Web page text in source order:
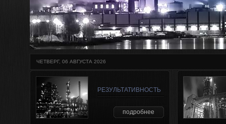
ЧЕТВЕРГ, 06 АВГУСТА 2026
РЕЗУЛЬТАТИВНОСТЬ
подробнее